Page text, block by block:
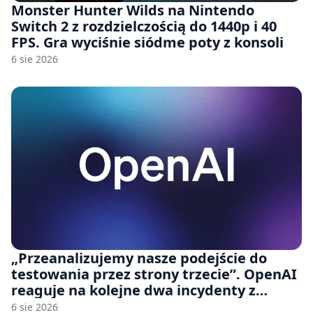
Monster Hunter Wilds na Nintendo
Switch 2 z rozdzielczością do 1440p i 40
FPS. Gra wyciśnie siódme poty z konsoli
6 sie 2026
„Przeanalizujemy nasze podejście do
testowania przez strony trzecie”. OpenAI
reaguje na kolejne dwa incydenty z
udziałem autorskich modeli
6 sie 2026